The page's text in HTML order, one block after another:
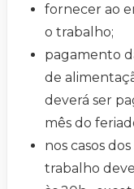
fornecer ao
o trabalho;
pagamento
de
deverá ser
mês do
nos casos
trabalho